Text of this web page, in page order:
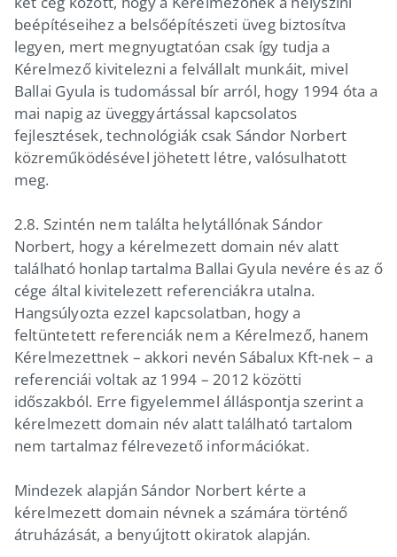
beépítéseihez a belsőépítészeti üveg biztosítva
legyen, mert megnyugtatóan csak így tudja a
Kérelmező kivitelezni a felvállalt munkáit, mivel
Ballai Gyula is tudomással bír arról, hogy 1994 óta a
mai napig az üveggyártással kapcsolatos
fejlesztések, technológiák csak Sándor Norbert
közreműködésével jöhetett létre, valósulhatott
meg.
2.8. Szintén nem találta helytállónak Sándor
Norbert, hogy a kérelmezett domain név alatt
található honlap tartalma Ballai Gyula nevére és az ő
cége által kivitelezett referenciákra utalna.
Hangsúlyozta ezzel kapcsolatban, hogy a
feltüntetett referenciák nem a Kérelmező, hanem
Kérelmezettnek – akkori nevén Sábalux Kft-nek – a
referenciái voltak az 1994 – 2012 közötti
időszakból. Erre figyelemmel álláspontja szerint a
kérelmezett domain név alatt található tartalom
nem tartalmaz félrevezető információkat.
Mindezek alapján Sándor Norbert kérte a
kérelmezett domain névnek a számára történő
átruházását, a benyújtott okiratok alapján.